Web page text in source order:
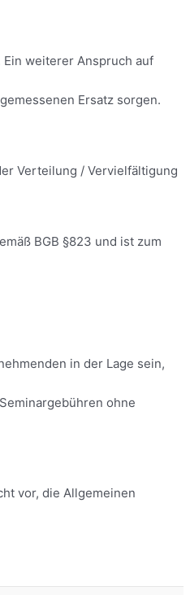
weiterer Anspruch auf
Ersatz sorgen.
Verteilung / Vervielfältigung
BGB §823 und ist zum
in der Lage sein,
ohne
vor, die Allgemeinen